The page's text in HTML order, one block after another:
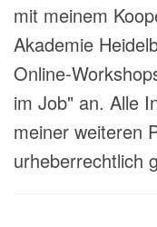
mit meinem
Akademie
Online-
im Job" an. Alle
meiner weiteren
urheberrechtlich